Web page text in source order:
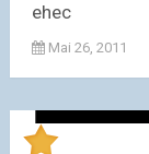
ehec
Mai 26, 2011